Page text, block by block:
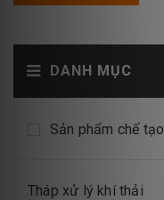
DANH MỤC
Sản phẩm chế tạo
Tháp xử lý khí thải